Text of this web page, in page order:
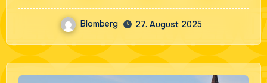
Blomberg 27. August 2025